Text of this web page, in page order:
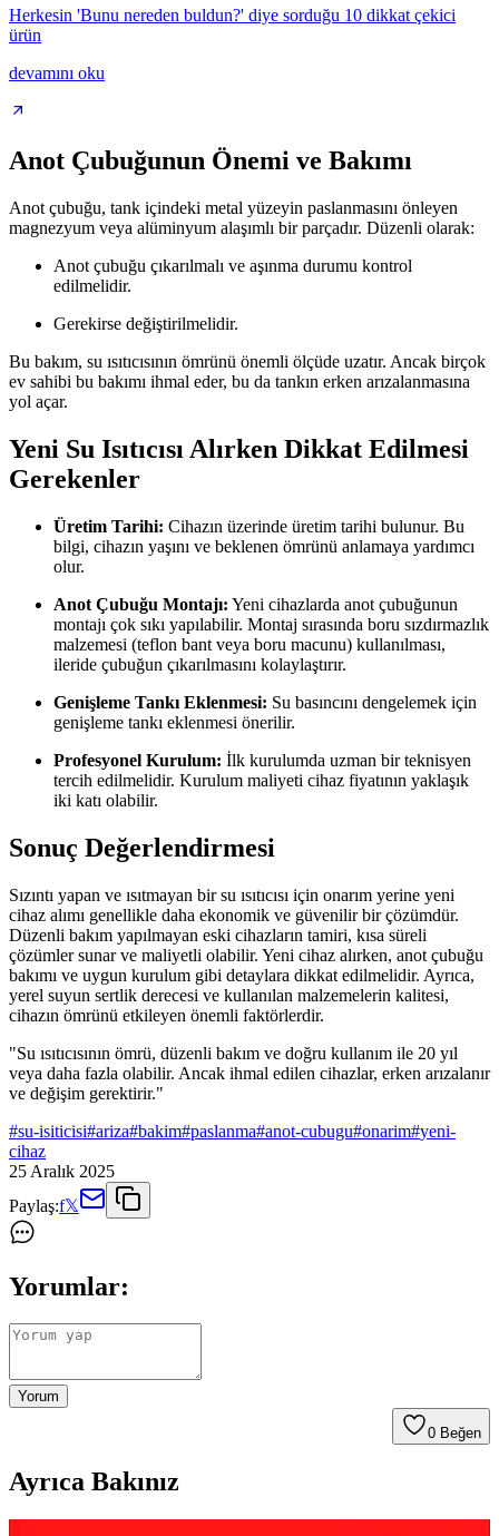
Herkesin 'Bunu nereden buldun?' diye sorduğu 10 dikkat çekici
ürün
devamını oku
Anot Çubuğunun Önemi ve Bakımı
Anot çubuğu, tank içindeki metal yüzeyin paslanmasını önleyen
magnezyum veya alüminyum alaşımlı bir parçadır. Düzenli olarak:
Anot çubuğu çıkarılmalı ve aşınma durumu kontrol
edilmelidir.
Gerekirse değiştirilmelidir.
Bu bakım, su ısıtıcısının ömrünü önemli ölçüde uzatır. Ancak birçok
ev sahibi bu bakımı ihmal eder, bu da tankın erken arızalanmasına
yol açar.
Yeni Su Isıtıcısı Alırken Dikkat Edilmesi
Gerekenler
Üretim Tarihi: Cihazın üzerinde üretim tarihi bulunur. Bu
bilgi, cihazın yaşını ve beklenen ömrünü anlamaya yardımcı
olur.
Anot Çubuğu Montajı: Yeni cihazlarda anot çubuğunun
montajı çok sıkı yapılabilir. Montaj sırasında boru sızdırmazlık
malzemesi (teflon bant veya boru macunu) kullanılması,
ileride çubuğun çıkarılmasını kolaylaştırır.
Genişleme Tankı Eklenmesi: Su basıncını dengelemek için
genişleme tankı eklenmesi önerilir.
Profesyonel Kurulum: İlk kurulumda uzman bir teknisyen
tercih edilmelidir. Kurulum maliyeti cihaz fiyatının yaklaşık
iki katı olabilir.
Sonuç Değerlendirmesi
Sızıntı yapan ve ısıtmayan bir su ısıtıcısı için onarım yerine yeni
cihaz alımı genellikle daha ekonomik ve güvenilir bir çözümdür.
Düzenli bakım yapılmayan eski cihazların tamiri, kısa süreli
çözümler sunar ve maliyetli olabilir. Yeni cihaz alırken, anot çubuğu
bakımı ve uygun kurulum gibi detaylara dikkat edilmelidir. Ayrıca,
yerel suyun sertlik derecesi ve kullanılan malzemelerin kalitesi,
cihazın ömrünü etkileyen önemli faktörlerdir.
"Su ısıtıcısının ömrü, düzenli bakım ve doğru kullanım ile 20 yıl
veya daha fazla olabilir. Ancak ihmal edilen cihazlar, erken arızalanır
ve değişim gerektirir."
#su-isiticisi#ariza#bakim#paslanma#anot-cubugu#onarim#yeni-
cihaz
25 Aralık 2025
Paylaş:f𝕏
Yorumlar:
Yorum
0 Beğen
Ayrıca Bakınız